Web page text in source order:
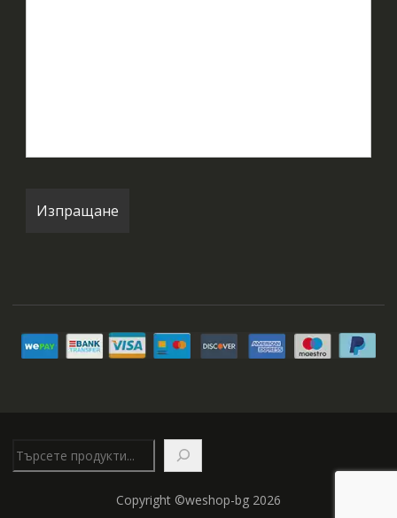
Copyright ©weshop-bg 2026